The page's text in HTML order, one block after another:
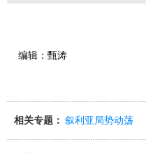
编辑：甄涛
相关专题： 叙利亚局势动荡